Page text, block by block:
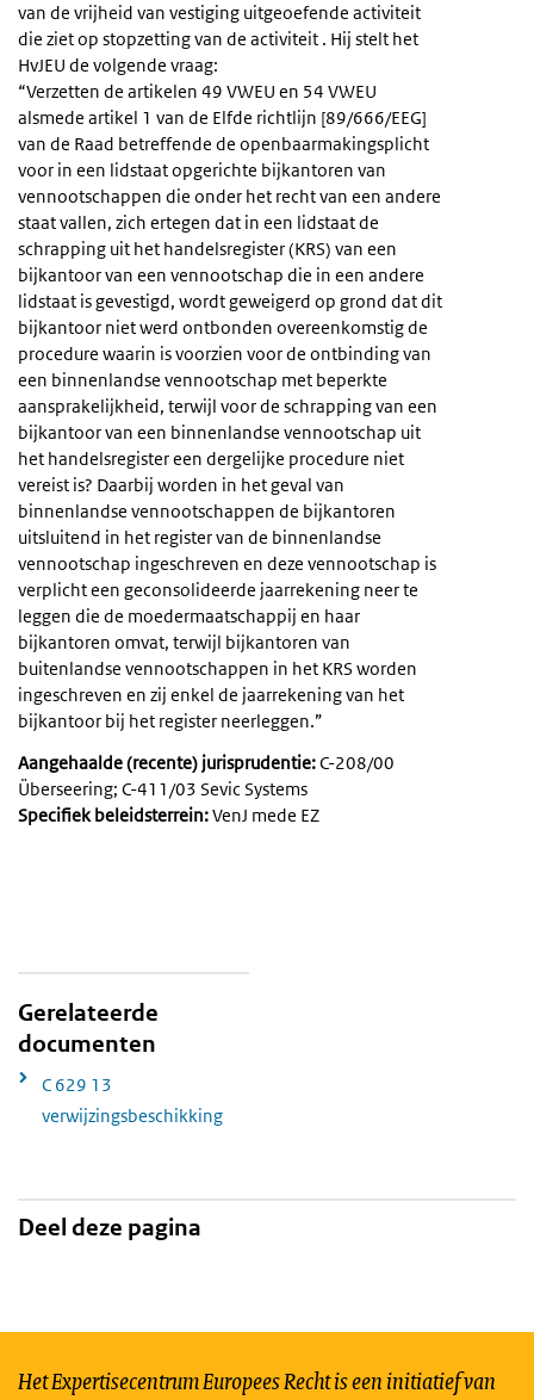
van de vrijheid van vestiging uitgeoefende activiteit
die ziet op stopzetting van de activiteit . Hij stelt het
HvJEU de volgende vraag:
“Verzetten de artikelen 49 VWEU en 54 VWEU
alsmede artikel 1 van de Elfde richtlijn [89/666/EEG]
van de Raad betreffende de openbaarmakingsplicht
voor in een lidstaat opgerichte bijkantoren van
vennootschappen die onder het recht van een andere
staat vallen, zich ertegen dat in een lidstaat de
schrapping uit het handelsregister (KRS) van een
bijkantoor van een vennootschap die in een andere
lidstaat is gevestigd, wordt geweigerd op grond dat dit
bijkantoor niet werd ontbonden overeenkomstig de
procedure waarin is voorzien voor de ontbinding van
een binnenlandse vennootschap met beperkte
aansprakelijkheid, terwijl voor de schrapping van een
bijkantoor van een binnenlandse vennootschap uit
het handelsregister een dergelijke procedure niet
vereist is? Daarbij worden in het geval van
binnenlandse vennootschappen de bijkantoren
uitsluitend in het register van de binnenlandse
vennootschap ingeschreven en deze vennootschap is
verplicht een geconsolideerde jaarrekening neer te
leggen die de moedermaatschappij en haar
bijkantoren omvat, terwijl bijkantoren van
buitenlandse vennootschappen in het KRS worden
ingeschreven en zij enkel de jaarrekening van het
bijkantoor bij het register neerleggen.”
Aangehaalde (recente) jurisprudentie:C-208/00
Überseering; C-411/03 Sevic Systems
Specifiek beleidsterrein:VenJ mede EZ
Gerelateerde
documenten
C 629 13
verwijzingsbeschikking
Deel deze pagina
Het Expertisecentrum Europees Recht is een initiatief van